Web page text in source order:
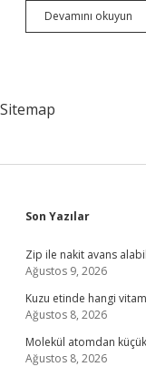
Devamını okuyun
Sitemap
Sidebar
Son Yazılar
Zip ile nakit avans
Ağustos 9, 2026
Kuzu etinde hangi
Ağustos 8, 2026
Molekül atomdan
Ağustos 8, 2026